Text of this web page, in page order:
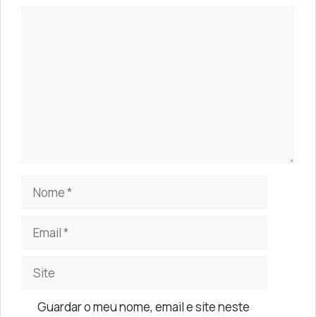
Nome
Email
Site
Guardar o meu nome, email e site neste